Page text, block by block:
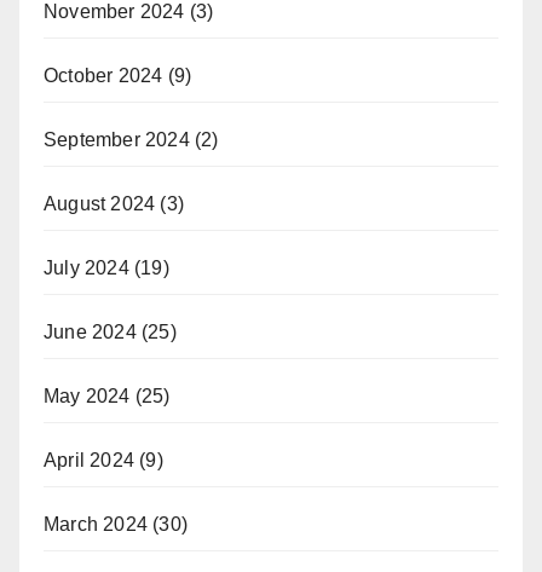
November 2024 (3)
October 2024 (9)
September 2024(2)
August 2024 (3)
July 2024(19)
June 2024(25)
May 2024 (25)
April 2024 (9)
March 2024 (30)